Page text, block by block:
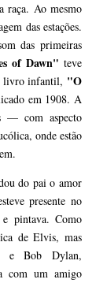
raça. Ao mesmo
das estações.
das primeiras
of Dawn" teve
livro infantil, "O
em 1908. A
— com aspecto
onde estão
do pai o amor
presente no
pintava. Como
de Elvis, mas
e Bob Dylan,
com um amigo